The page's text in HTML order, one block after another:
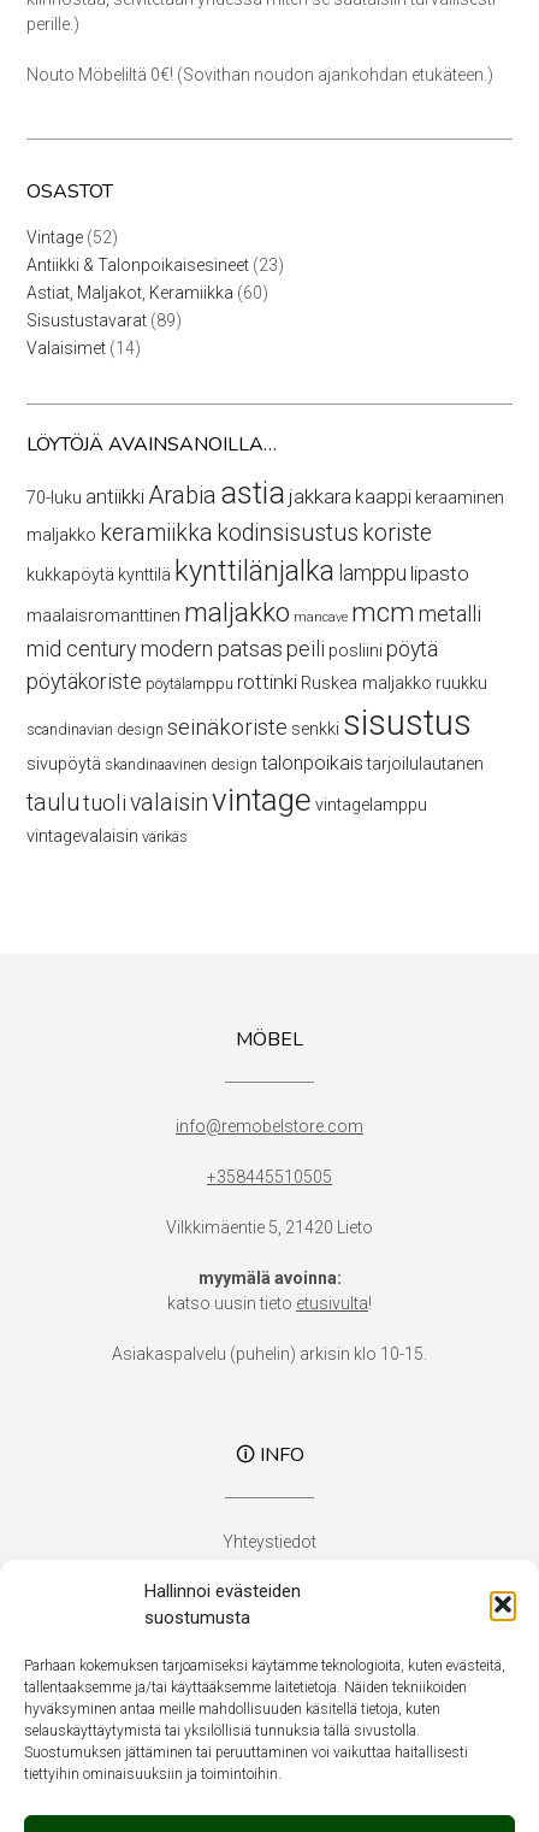
Hallinnoi evästeiden
suostumusta
Parhaan kokemuksen tarjoamiseksi käytämme teknologioita, kuten evästeitä,
tallentaaksemme ja/tai käyttääksemme laitetietoja. Näiden tekniikoiden
hyväksyminen antaa meille mahdollisuuden käsitellä tietoja, kuten
selauskäyttäytymistä tai yksilöllisiä tunnuksia tällä sivustolla.
Suostumuksen jättäminen tai peruuttaminen voi vaikuttaa haitallisesti
tiettyihin ominaisuuksiin ja toimintoihin.
perille.)
Nouto Möbeliltä 0€! (Sovithan noudon ajankohdan etukäteen.)
OSASTOT
Vintage 5252
tuotetta
Antiikki & Talonpoikaisesineet 2323
Astiat, Maljakot, Keramiikka 6060
Sisustustavarat 8989
Valaisimet 1414
LÖYTÖJÄ AVAINSANOILLA…
70-luku antiikki Arabia astia jakkara kaappi keraaminen
maljakko keramiikka kodinsisustus koriste
kukkapöytä kynttilä kynttilänjalka lamppu lipasto
maalaisromanttinen maljakko mancave mcm metalli
mid century modern patsaspeili posliini pöytä
pöytäkoriste pöytälamppu rottinki Ruskea maljakko ruukku
scandinavian design seinäkoriste senkki sisustus
sivupöytä skandinaavinen design talonpoikais tarjoilulautanen
taulutuolivalaisinvintage vintagelamppu
vintagevalaisin värikäs
MÖBEL
info@remobelstore.com
+358445510505
Vilkkimäentie 5, 21420 Lieto
myymälä avoinna:
katso uusin tieto etusivulta!
Asiakaspalvelu (puhelin) arkisin klo 10-15.
🛈 INFO
Yhteystiedot
Toimitusehdot
Tietosuojaseloste
Suomi